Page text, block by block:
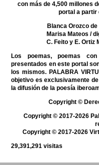
con más de 4,500 millones
portal a partir
Blanca Orozco de
Marisa Mateos /
C. Feito y E. Ortiz
Los poemas, poemas
presentados en este portal
los mismos. PALABRA
objetivo es exclusivamente
la difusión de la poesía
Copyright ©
Copyright © 2017-2026
Copyright © 2017-2026
29,391,291 visitas